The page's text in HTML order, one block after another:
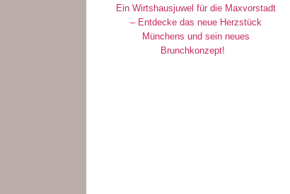
Ein Wirtshausjuwel für die Maxvorstadt
– Entdecke das neue Herzstück
Münchens und sein neues
Brunchkonzept!